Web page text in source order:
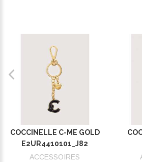
COCCINELLE C-ME GOLD
E2UR4410101_J82
ACCESSOIRES